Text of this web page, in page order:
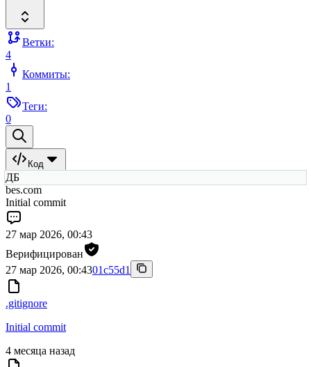
Ветки:
4
Коммиты:
1
Теги:
0
Код
ДБ
bes.com
Initial commit
27 мар 2026, 00:43
Верифицирован
27 мар 2026, 00:4301c55d1
.gitignore
Initial commit
4 месяца назад